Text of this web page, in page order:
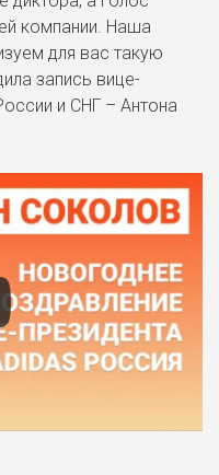
компании. Наша
для вас такую
запись вице-
и СНГ – Антона